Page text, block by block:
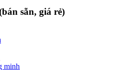
sẵn, giá rẻ)
minh